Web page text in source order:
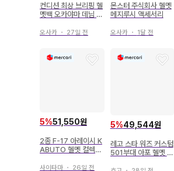
컨디션 최상 브리핑 헬
멧백 오카야마 데님 2
오사카 ・ 27일 전
몬스터 주식회사 헬멧
메지루시 액세서리
오사카・ 1달 전
5%51,550원
2종 F-17 아레이시 K
ABUTO 헬멧 컬렉션
사이타마 ・ 26일 전
5%49,544원
레고 스타 워즈 커스텀
501부대 아포 헬멧 암